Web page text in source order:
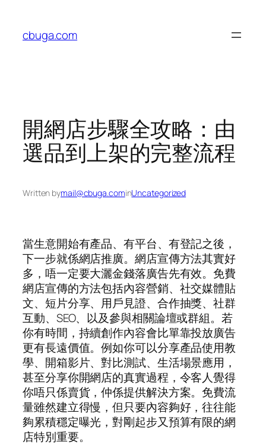
content
cbuga.com
開網店步驟全攻略：由
選品到上架的完整流程
Written bymail@cbuga.cominUncategorized
當生意開始有產品、有平台、有登記之後，
下一步就係網店推廣。網店宣傳方法其實好
多，唔一定要大灑金錢落廣告先有效。免費
網店宣傳的方法包括內容營銷、社交媒體貼
文、短片分享、用戶見證、合作抽獎、社群
互動、SEO、以及參與相關論壇或群組。若
你有時間，持續創作內容會比單靠投放廣告
更有長遠價值。例如你可以分享產品使用教
學、開箱影片、對比測試、生活場景應用，
甚至分享你開網店的真實過程，令客人覺得
你唔只係賣貨，仲係提供解決方案。免費流
量雖然建立得慢，但只要內容夠好，往往能
夠累積穩定曝光，對剛起步又預算有限的網
店特別重要。